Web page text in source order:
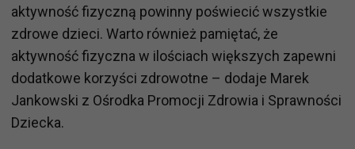
aktywność fizyczną powinny poświecić wszystkie
zdrowe dzieci. Warto również pamiętać, że
aktywność fizyczna w ilościach większych zapewni
dodatkowe korzyści zdrowotne – dodaje Marek
Jankowski z Ośrodka Promocji Zdrowia i Sprawności
Dziecka.